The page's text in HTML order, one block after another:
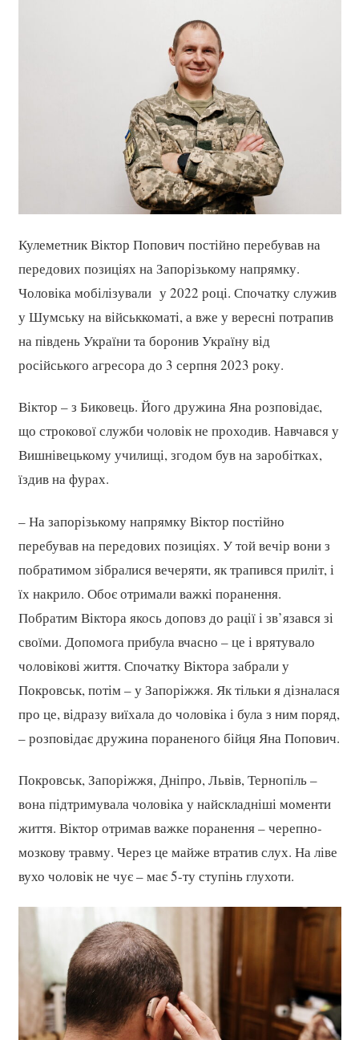
Кулеметник Віктор Попович постійно перебував на
передових позиціях на Запорізькому напрямку.
Чоловіка мобілізували у 2022 році. Спочатку служив
у Шумську на військкоматі, а вже у вересні потрапив
на південь України та боронив Україну від
російського агресора до 3 серпня 2023 року.
Віктор – з Биковець. Його дружина Яна розповідає,
що строкової служби чоловік не проходив. Навчався у
Вишнівецькому училищі, згодом був на заробітках,
їздив на фурах.
– На запорізькому напрямку Віктор постійно
перебував на передових позиціях. У той вечір вони з
побратимом зібралися вечеряти, як трапився приліт, і
їх накрило. Обоє отримали важкі поранення.
Побратим Віктора якось доповз до рації і зв’язався зі
своїми. Допомога прибула вчасно – це і врятувало
чоловікові життя. Спочатку Віктора забрали у
Покровськ, потім – у Запоріжжя. Як тільки я дізналася
про це, відразу виїхала до чоловіка і була з ним поряд,
– розповідає дружина пораненого бійця Яна Попович.
Покровськ, Запоріжжя, Дніпро, Львів, Тернопіль –
вона підтримувала чоловіка у найскладніші моменти
життя. Віктор отримав важке поранення – черепно-
мозкову травму. Через це майже втратив слух. На ліве
вухо чоловік не чує – має 5-ту ступінь глухоти.